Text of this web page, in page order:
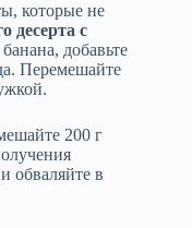
которые не
десерта с
добавьте
Перемешайте
200 г
обваляйте в